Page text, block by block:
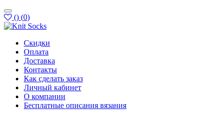
() (0)
Скидки
Оплата
Доставка
Контакты
Как сделать заказ
Личный кабинет
О компании
Бесплатные описания вязания